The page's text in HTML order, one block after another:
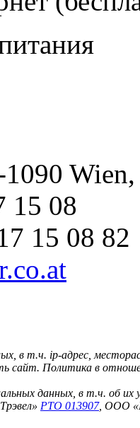
1090
15 08
15 08 82
в т.ч. ip-адрес,
сайт. Политика в
данных, в т.ч. об их
РТО 013907, ООО